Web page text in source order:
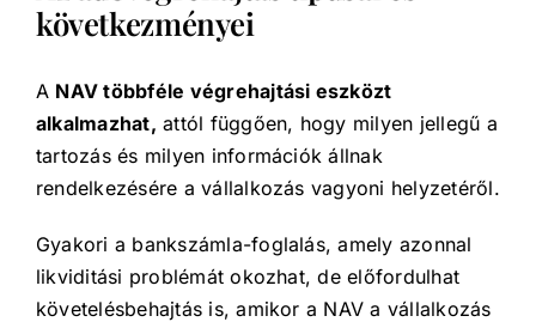
következményei
A NAV többféle végrehajtási eszközt
alkalmazhat, attól függően, hogy milyen jellegű a
tartozás és milyen információk állnak
rendelkezésére a vállalkozás vagyoni helyzetéről.
Gyakori a bankszámla-foglalás, amely azonnal
likviditási problémát okozhat, de előfordulhat
követelésbehajtás is, amikor a NAV a vállalkozás